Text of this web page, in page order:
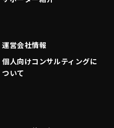
運営会社情報
個人向けコンサルティングに
ついて